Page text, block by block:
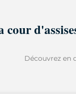
cour
Découvrez en